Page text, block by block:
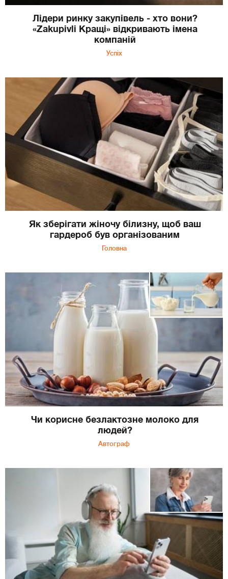
Лідери ринку закупівель - хто вони?
«Zakupivli Кращі» відкривають імена
компаній
Успіх
Як зберігати жіночу білизну, щоб ваш
гардероб був організованим
Головна
Чи корисне безлактозне молоко для
людей?
Автограф